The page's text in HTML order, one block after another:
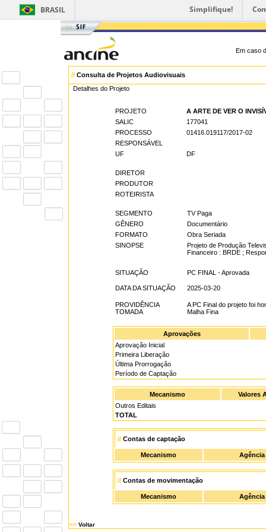
BRASIL Simplifique!
Em caso
// Consulta de Projetos Audiovisuais
Detalhes do Projeto
PROJETO
A ARTE DE VER O
SALIC
177041
PROCESSO
01416.019117/2017-02
RESPONSÁVEL
UF
DF
DIRETOR
PRODUTOR
ROTEIRISTA
SEGMENTO
TV Paga
GÊNERO
Documentário
FORMATO
Obra Seriada
SINOPSE
Projeto de Produção
Financeiro : BRDE ;
SITUAÇÃO PC FINAL - Aprovada
DATA DA SITUAÇÃO 2025-03-20
PROVIDÊNCIA
TOMADA
A PC Final do projeto foi
Malha Fina
Aprovações
Aprovação Inicial
Primeira Liberação
Última Prorrogação
Período de Captação
Mecanismo
Valores
Outros Editais
TOTAL
// Contas de captação
Mecanismo Agência
// Contas de movimentação
Mecanismo Agência
<< Voltar